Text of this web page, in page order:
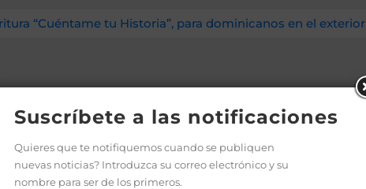
“Cuéntame tu Historia”, para dominicanos en el exterior
Suscríbete a las notificaciones
Quieres que te notifiquemos cuando se publiquen
nuevas noticias? Introduzca su correo electrónico y su
nombre para ser de los primeros.